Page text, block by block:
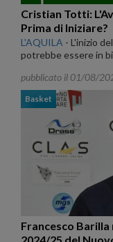
Cristian Totti:
Prima di Iniziare?
L'AQUILA - L'inizio
potrebbe essere in
pubblicato il 01/08/
Basket
Francesco
2024/25 del